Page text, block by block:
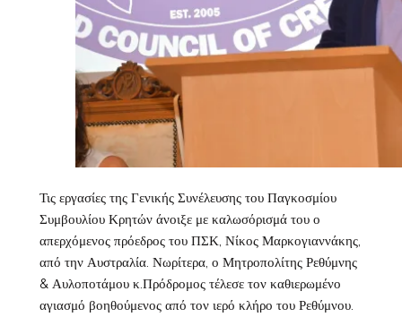
Τις εργασίες της Γενικής Συνέλευσης του Παγκοσμίου
Συμβουλίου Κρητών άνοιξε με καλωσόρισμά του ο
απερχόμενος πρόεδρος του ΠΣΚ, Νίκος Μαρκογιαννάκης,
από την Αυστραλία. Νωρίτερα, ο Μητροπολίτης Ρεθύμνης
& Αυλοποτάμου κ.Πρόδρομος τέλεσε τον καθιερωμένο
αγιασμό βοηθούμενος από τον ιερό κλήρο του Ρεθύμνου.